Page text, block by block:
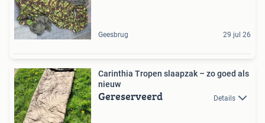
Geesbrug 29 jul 26
Carinthia Tropen slaapzak – zo goed als
nieuw
Gereserveerd Details